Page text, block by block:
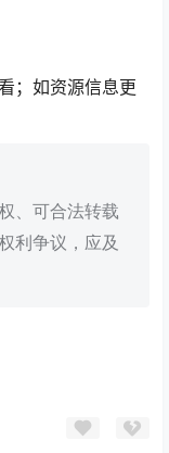
；如资源信息更
、可合法转载
利争议，应及